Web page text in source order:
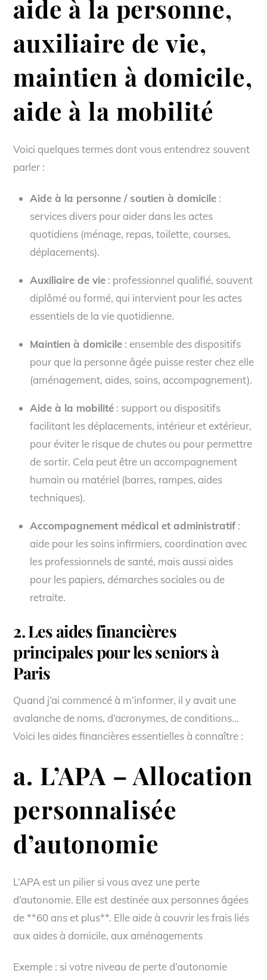
aide à la personne,
auxiliaire de vie,
maintien à domicile,
aide à la mobilité
Voici quelques termes dont vous entendrez souvent
parler :
Aide à la personne / soutien à domicile:
services divers pour aider dans les actes
quotidiens (ménage, repas, toilette, courses,
déplacements).
Auxiliaire de vie: professionnel qualifié, souvent
diplômé ou formé, qui intervient pour les actes
essentiels de la vie quotidienne.
Maintien à domicile: ensemble des dispositifs
pour que la personne âgée puisse rester chez elle
(aménagement, aides, soins, accompagnement).
Aide à la mobilité: support ou dispositifs
facilitant les déplacements, intérieur et extérieur,
pour éviter le risque de chutes ou pour permettre
de sortir. Cela peut être un accompagnement
humain ou matériel (barres, rampes, aides
techniques).
Accompagnement médical et administratif:
aide pour les soins infirmiers, coordination avec
les professionnels de santé, mais aussi aides
pour les papiers, démarches sociales ou de
retraite.
2. Les aides financières
principales pour les seniors à
Paris
Quand j’ai commencé à m’informer, il y avait une
avalanche de noms, d’acronymes, de conditions…
Voici les aides financières essentielles à connaître :
a. L’APA – Allocation
personnalisée
d’autonomie
L’APA est un pilier si vous avez une perte
d’autonomie. Elle est destinée aux personnes âgées
de **60 ans et plus**. Elle aide à couvrir les frais liés
aux aides à domicile, aux aménagements
Exemple : si votre niveau de perte d’autonomie